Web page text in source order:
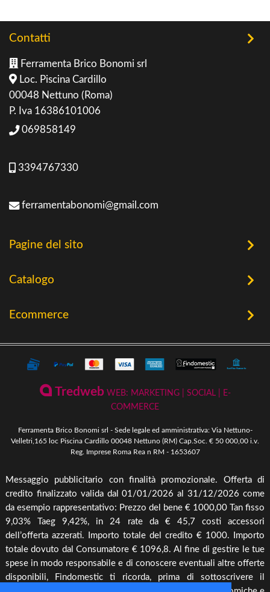
Contatti
Ferramenta Brico Bonomi srl
Loc. Piscina Cardillo
00048 Nettuno (Roma)
P. Iva 16386101006
069858149
3394767330
ferramentabonomi@gmail.com
Pagine del sito
Home
Offerte
Storia
Catalogo
Riscaldamento a Biomassa
Ferramenta & Fai Da Te
Giardinaggio
Piscine & Divertimento
Arredo Giardino & Mare
Mangimi & Pet Care
Agricoltura
Irrigazione & Pompe
Riscaldamento & Pannelli solari & Bollitori
Elettronica & illuminazione
Cura piante
Offerte
Ecommerce
Termini e Privacy
Condizioni Generali di Vendita
Pagamenti Disponibili
Spedizione e Imballaggio
Cambio, Resi e Rimborsi
TredwebWEB: MARKETING | SOCIAL | E-
COMMERCE
Ferramenta Brico Bonomi srl - Sede legale ed amministrativa: Via Nettuno-
Velletri,165 loc Piscina Cardillo 00048 Nettuno (RM) Cap.Soc. € 50 000,00 i.v.
Reg. Imprese Roma Rea n RM - 1653607
Messaggio pubblicitario con finalità promozionale. Offerta di
credito finalizzato valida dal 01/01/2026 al 31/12/2026 come
da esempio rappresentativo: Prezzo del bene € 1000,00 Tan fisso
9,03% Taeg 9,42%, in 24 rate da € 45,7 costi accessori
dell’offerta azzerati. Importo totale del credito € 1000. Importo
totale dovuto dal Consumatore € 1096,8. Al fine di gestire le tue
spese in modo responsabile e di conoscere eventuali altre offerte
disponibili, Findomestic ti ricorda, prima di sottoscrivere il